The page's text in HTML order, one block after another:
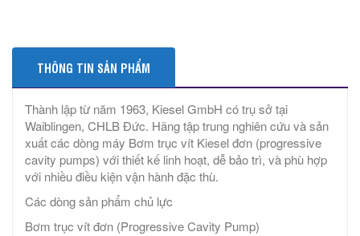
THÔNG TIN SẢN PHẨM
Thành lập từ năm 1963, Kiesel GmbH có trụ sở tại
Waiblingen, CHLB Đức. Hãng tập trung nghiên cứu và sản
xuất các dòng máy Bơm trục vít Kiesel đơn (progressive
cavity pumps) với thiết kế linh hoạt, dễ bảo trì, và phù hợp
với nhiều điều kiện vận hành đặc thù.
Các dòng sản phẩm chủ lực
Bơm trục vít đơn (Progressive Cavity Pump)